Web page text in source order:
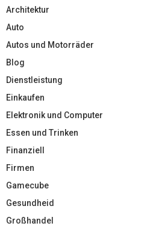
Architektur
Auto
Autos und Motorräder
Blog
Dienstleistung
Einkaufen
Elektronik und Computer
Essen und Trinken
Finanziell
Firmen
Gamecube
Gesundheid
Großhandel